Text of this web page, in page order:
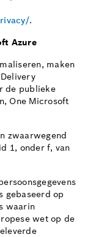
.
Azure
maken
de publieke
One Microsoft
zwaarwegend
1, onder f, van
gebaseerd op
waarin
wet op de